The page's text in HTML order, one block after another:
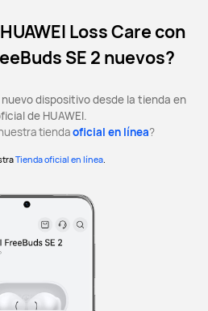
Loss Care con
SE 2 nuevos?
dispositivo desde la tienda en
de HUAWEI.
tiendaoficial en línea?
Tienda oficial en línea.